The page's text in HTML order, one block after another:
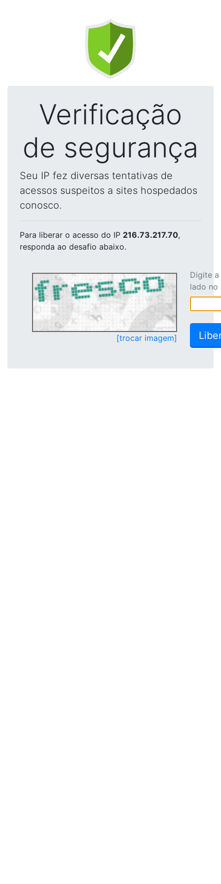
Verificação
de segurança
Seu IP fez diversas tentativas de
acessos suspeitos a sites hospedados
conosco.
Para liberar o acesso do IP 216.73.217.70,
responda ao desafio abaixo.
[trocar imagem]
Digite
lado no